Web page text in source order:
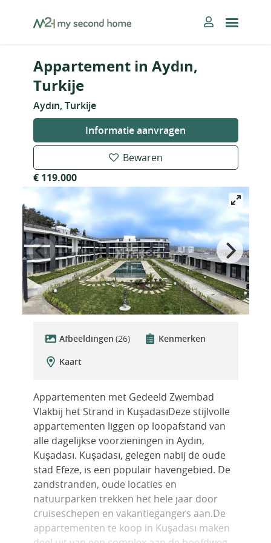
MySecondHome
Appartement in Aydın,
Turkije
Aydın, Turkije
Informatie aanvragen
Bewaren
€ 119.000
Afbeeldingen (26)
Kenmerken
Kaart
Appartementen met Gedeeld Zwembad
Vlakbij het Strand in KuşadasıDeze stijlvolle
appartementen liggen op loopafstand van
alle dagelijkse voorzieningen in Aydın,
Kuşadası. Kuşadası, gelegen nabij de oude
stad Efeze, is een populair havengebied. De
zandstranden, oude locaties en
natuurparken trekken het hele jaar door
cruiseschepen en vakantiegangers aan.De
appartementen te koop in Kuşadası maken